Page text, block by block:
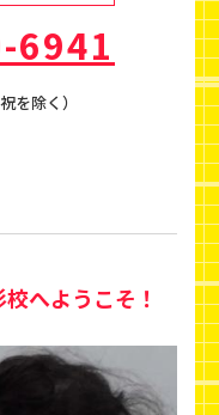
6941
を除く）
へようこそ！